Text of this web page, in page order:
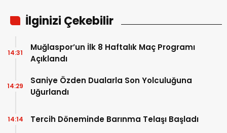
İlginizi Çekebilir
Muğlaspor’un İlk 8 Haftalık Maç Programı
Açıklandı
14:31
Saniye Özden Dualarla Son Yolculuğuna
Uğurlandı
14:29
Tercih Döneminde Barınma Telaşı Başladı
14:14